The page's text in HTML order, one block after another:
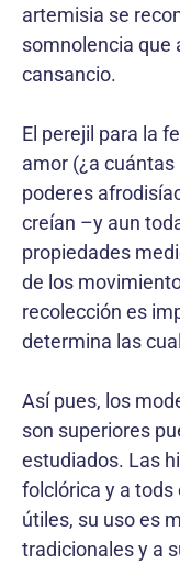
artemisia se
somnolencia que
cansancio.
El perejil para la
amor (¿a
poderes
creían –y aun
propiedades
de los
recolección es
determina las
Así pues, los
son superiores
estudiados. Las
folclórica y a tods
útiles, su uso es
tradicionales y a